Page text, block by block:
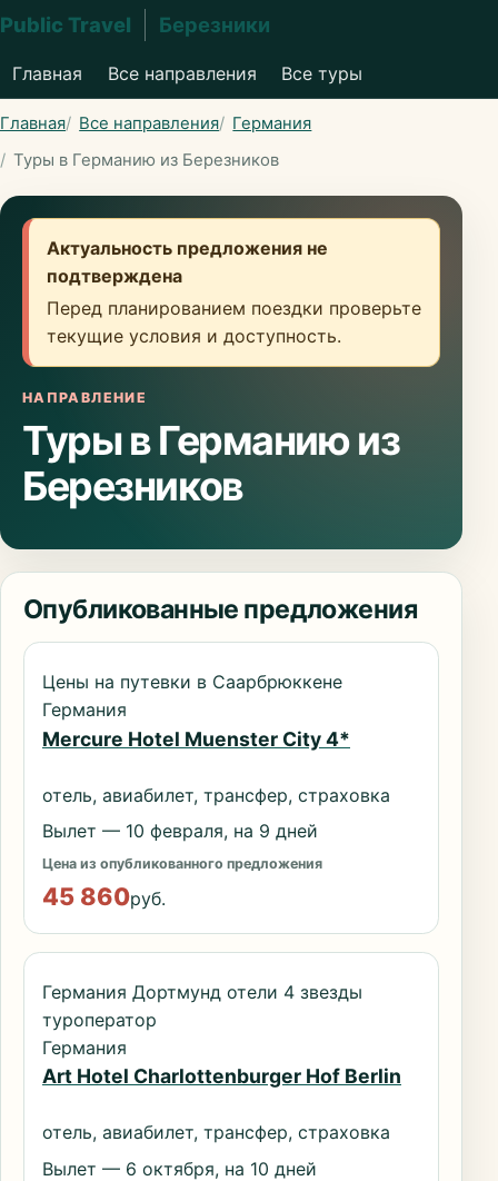
Public Travel Березники
Главная Все направления Все туры
Главная Все направления
Германия
Туры в Германию из Березников
Актуальность предложения не
подтверждена
Перед планированием поездки проверьте
текущие условия и доступность.
НАПРАВЛЕНИЕ
Туры в Германию из
Березников
Опубликованные предложения
Цены на путевки в Саарбрюккене
Германия
Mercure Hotel Muenster City 4*
отель, авиабилет, трансфер, страховка
Вылет — 10 февраля, на 9 дней
Цена из опубликованного предложения
45 860руб.
Германия Дортмунд отели 4 звезды
туроператор
Германия
Art Hotel Charlottenburger Hof Berlin
отель, авиабилет, трансфер, страховка
Вылет — 6 октября, на 10 дней